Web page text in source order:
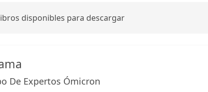
disponibles para descargar
De Expertos Ómicron